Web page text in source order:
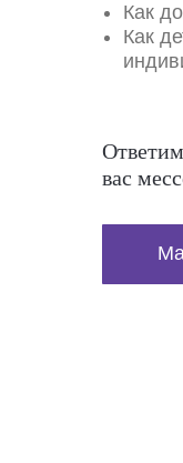
Как
Как
вас